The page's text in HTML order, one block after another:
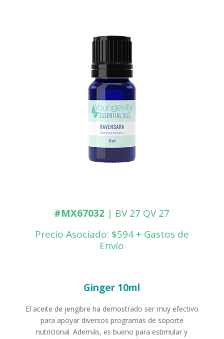
#MX67032 | BV 27 QV 27
Precio Asociado: $594 + Gastos de
Envío
Ginger 10ml
El aceite de jengibre ha demostrado ser muy efectivo
para apoyar diversos programas de soporte
nutricional. Además, es bueno para estimular y